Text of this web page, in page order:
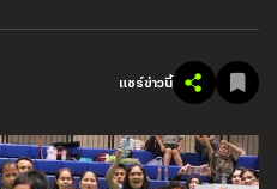
แชร์ข่าวนี้